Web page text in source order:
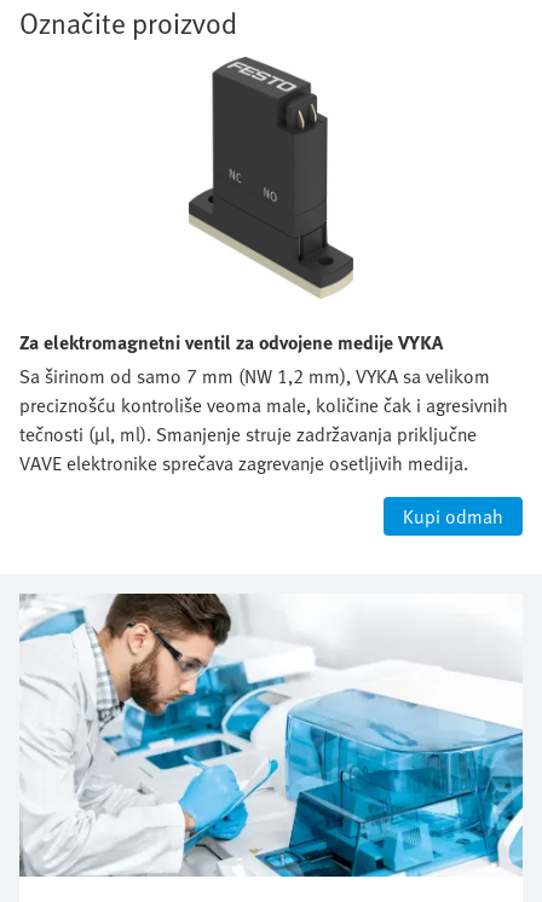
Označite proizvod
Za elektromagnetni ventil za odvojene medije VYKA
Sa širinom od samo 7 mm (NW 1,2 mm), VYKA sa velikom
preciznošću kontroliše veoma male, količine čak i agresivnih
tečnosti (µl, ml). Smanjenje struje zadržavanja priključne
VAVE elektronike sprečava zagrevanje osetljivih medija.
Kupi odmah